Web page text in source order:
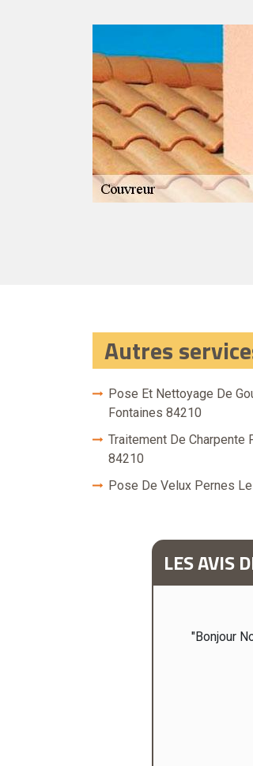
Autres
Pose Et Nettoyage De
Fontaines 84210
Traitement De Charpente
84210
Pose De Velux Pernes
LES AVIS
"Bonjour